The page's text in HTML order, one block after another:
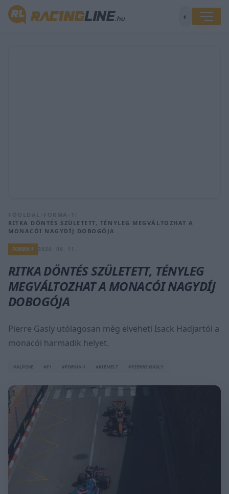
◐
FŐOLDAL FORMA-1
RITKA DÖNTÉS SZÜLETETT, TÉNYLEG MEGVÁLTOZHAT A
MONACÓI NAGYDÍJ DOBOGÓJA
FORMA-1
RITKA DÖNTÉS SZÜLETETT, TÉNYLEG
MEGVÁLTOZHAT A MONACÓI NAGYDÍJ
DOBOGÓJA
Pierre Gasly utólagosan még elveheti Isack Hadjartól a
monacói harmadik helyet.
#ALPINE #F1 #FORMA-1 #KIEMELT #PIERRE GASLY